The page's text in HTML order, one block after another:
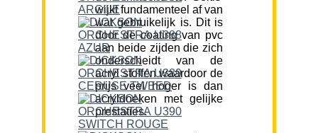
wijkt fundamenteel af van
wat gebruikelijk is. Dit is
door de coating van pvc
aan beide zijden die zich
onderscheidt van de
acryl stoffen waardoor de
prijs veel hoger is dan
acryldoeken met gelijke
prestaties.